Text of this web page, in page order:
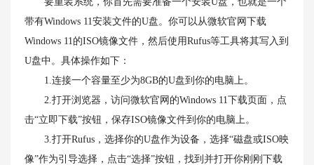
带有Windows 11安装文件的U盘。你可以从微软官网下载
Windows 11的ISO镜像文件，然后使用Rufus等工具将其写入到
U盘中。具体操作如下：
1.连接一个容量至少为8GB的U盘到你的电脑上。
2.打开浏览器，访问微软官网的Windows 11下载页面，点
击“立即下载”按钮，保存ISO镜像文件到你的电脑上。
3.打开Rufus，选择你的U盘作为设备，选择“磁盘或ISO映
像”作为引导选择，点击“选择”按钮，找到并打开你刚刚下载